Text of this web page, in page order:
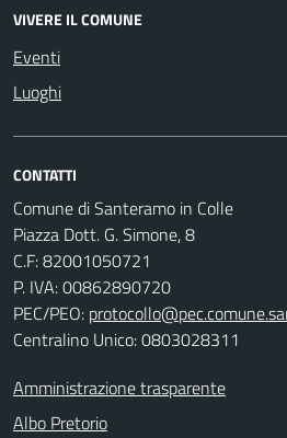
VIVERE IL COMUNE
Eventi
Luoghi
CONTATTI
Comune di Santeramo in Colle
Piazza Dott. G. Simone, 8
C.F:82001050721
P. IVA:00862890720
PEC/PEO:
Centralino Unico: 0803028311
Amministrazione trasparente
Albo Pretorio